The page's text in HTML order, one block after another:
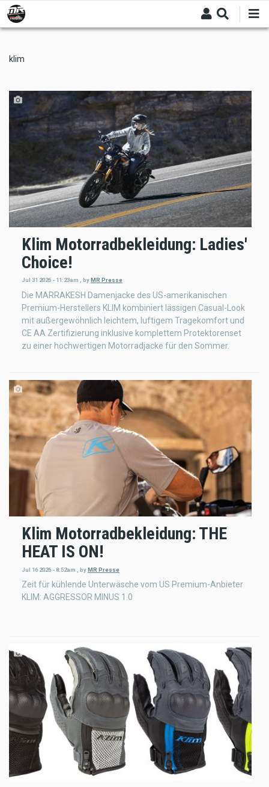
Skip
to
main
klim
Klim Motorradbekleidung: Ladies'
Choice!
Jul 31 2026 - 11:23am , by MR Presse
Die MARRAKESH Damenjacke des US-amerikanischen
Premium-Herstellers KLIM kombiniert lässigen Casual-Look
mit außergewöhnlich leichtem, luftigem Tragekomfort und
CE AA Zertifizierung inklusive komplettem Protektorenset
zu einer hochwertigen Motorradjacke für den Sommer.
Klim Motorradbekleidung: THE
HEAT IS ON!
Jul 16 2026 - 8:52am byMR Presse
Zeit für kühlende Unterwäsche vom US Premium-Anbieter
KLIM: AGGRESSOR MINUS 1.0